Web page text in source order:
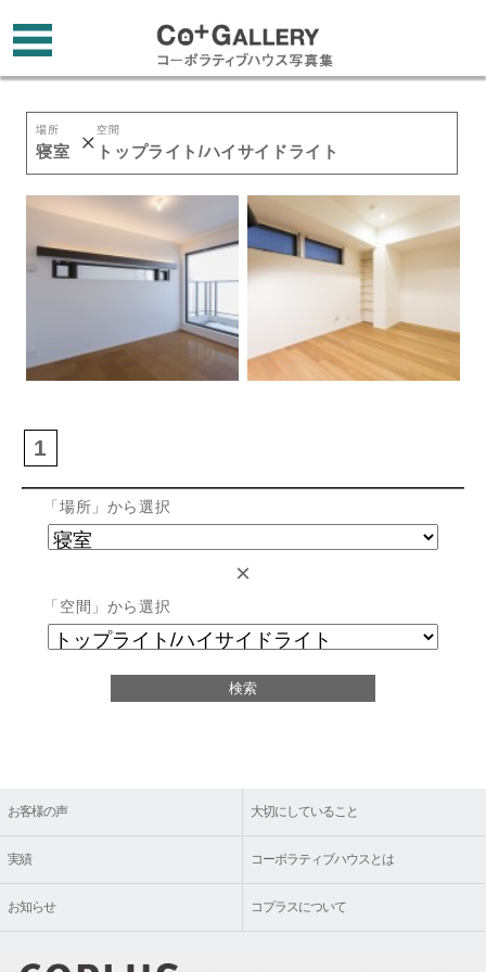
場所
寝室
空間
トップライト/ハイサイドライト
1
「場所」から選択
×
「空間」から選択
お客様の声 大切にしていること
実績 コーポラティブハウスとは
お知らせ コプラスについて